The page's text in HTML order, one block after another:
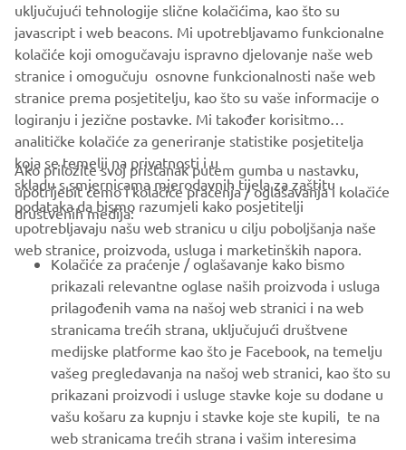
BILTEN
Budite prvi koji će saznati o najnovijim ponudama, posebnim
događajima, novim izdanjima i još mnogo toga
PRETPLATITE SE
Pročitajte našu Politiku privatnosti kako biste saznali kako
obrađujemo vaše osobne podatke: Pravila o Zaštiti Privatnosti
Croatia (Croatian)
© Copyright - 2026 Yamaha Motor Europe N.V. - All Rights
Reserved
uključujući tehnologije slične kolačićima, kao što su
javascript i web beacons. Mi upotrebljavamo funkcionalne
kolačiće koji omogučavaju ispravno djelovanje naše web
stranice i omogučuju osnovne funkcionalnosti naše web
stranice prema posjetitelju, kao što su vaše informacije o
logiranju i jezične postavke. Mi također korisitmo
analitičke kolačiće za generiranje statistike posjetitelja
koja se temelji na privatnosti i u
skladu s smjernicama mjerodavnih tijela za zaštitu
podataka da bismo razumjeli kako posjetitelji
upotrebljavaju našu web stranicu u cilju poboljšanja naše
web stranice, proizvoda, usluga i marketinških napora.
Ako priložite svoj pristanak putem gumba u nastavku,
upotrijebit ćemo i kolačiće praćenja / oglašavanja i kolačiće
društvenih medija:
Kolačiće za praćenje / oglašavanje kako bismo
prikazali relevantne oglase naših proizvoda i usluga
prilagođenih vama na našoj web stranici i na web
stranicama trećih strana, uključujući društvene
medijske platforme kao što je Facebook, na temelju
vašeg pregledavanja na našoj web stranici, kao što su
prikazani proizvodi i usluge stavke koje su dodane u
vašu košaru za kupnju i stavke koje ste kupili, te na
web stranicama trećih strana i vašim interesima